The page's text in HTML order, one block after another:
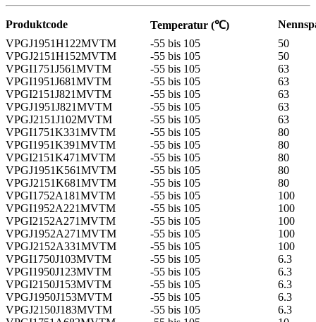
Produktcode Temperatur (℃)
VPGJ1951H122MVTM
-55 bis 105
50
VPGJ2151H152MVTM
-55 bis 105
50
VPGI1751J561MVTM
-55 bis 105
63
VPGI1951J681MVTM
-55 bis 105
63
VPGI2151J821MVTM
-55 bis 105
63
VPGJ1951J821MVTM
-55 bis 105
63
VPGJ2151J102MVTM
-55 bis 105
63
VPGI1751K331MVTM
-55 bis 105
80
VPGI1951K391MVTM
-55 bis 105
80
VPGI2151K471MVTM
-55 bis 105
80
VPGJ1951K561MVTM
-55 bis 105
80
VPGJ2151K681MVTM
-55 bis 105
80
VPGI1752A181MVTM
-55 bis 105
100
VPGI1952A221MVTM
-55 bis 105
100
VPGI2152A271MVTM
-55 bis 105
100
VPGJ1952A271MVTM
-55 bis 105
100
VPGJ2152A331MVTM
-55 bis 105
100
VPGI1750J103MVTM
-55 bis 105
6.3
VPGI1950J123MVTM
-55 bis 105
6.3
VPGI2150J153MVTM
-55 bis 105
6.3
VPGJ1950J153MVTM
-55 bis 105
6.3
VPGJ2150J183MVTM
-55 bis 105
6.3